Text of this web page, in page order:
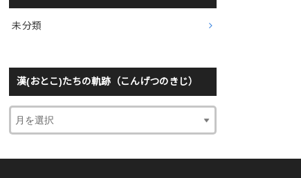
未分類
漢(おとこ)たちの軌跡（こんげつのきじ）